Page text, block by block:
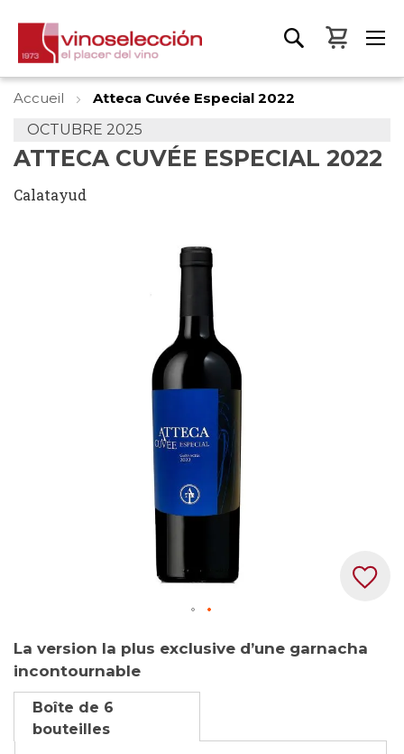
Mon
Accueil
Atteca Cuvée Especial 2022
OCTUBRE 2025
ATTECA CUVÉE ESPECIAL 2022
Calatayud
to
the
beginning
the
La version la plus exclusive d’une garnacha
incontournable
Boîte de 6
bouteilles